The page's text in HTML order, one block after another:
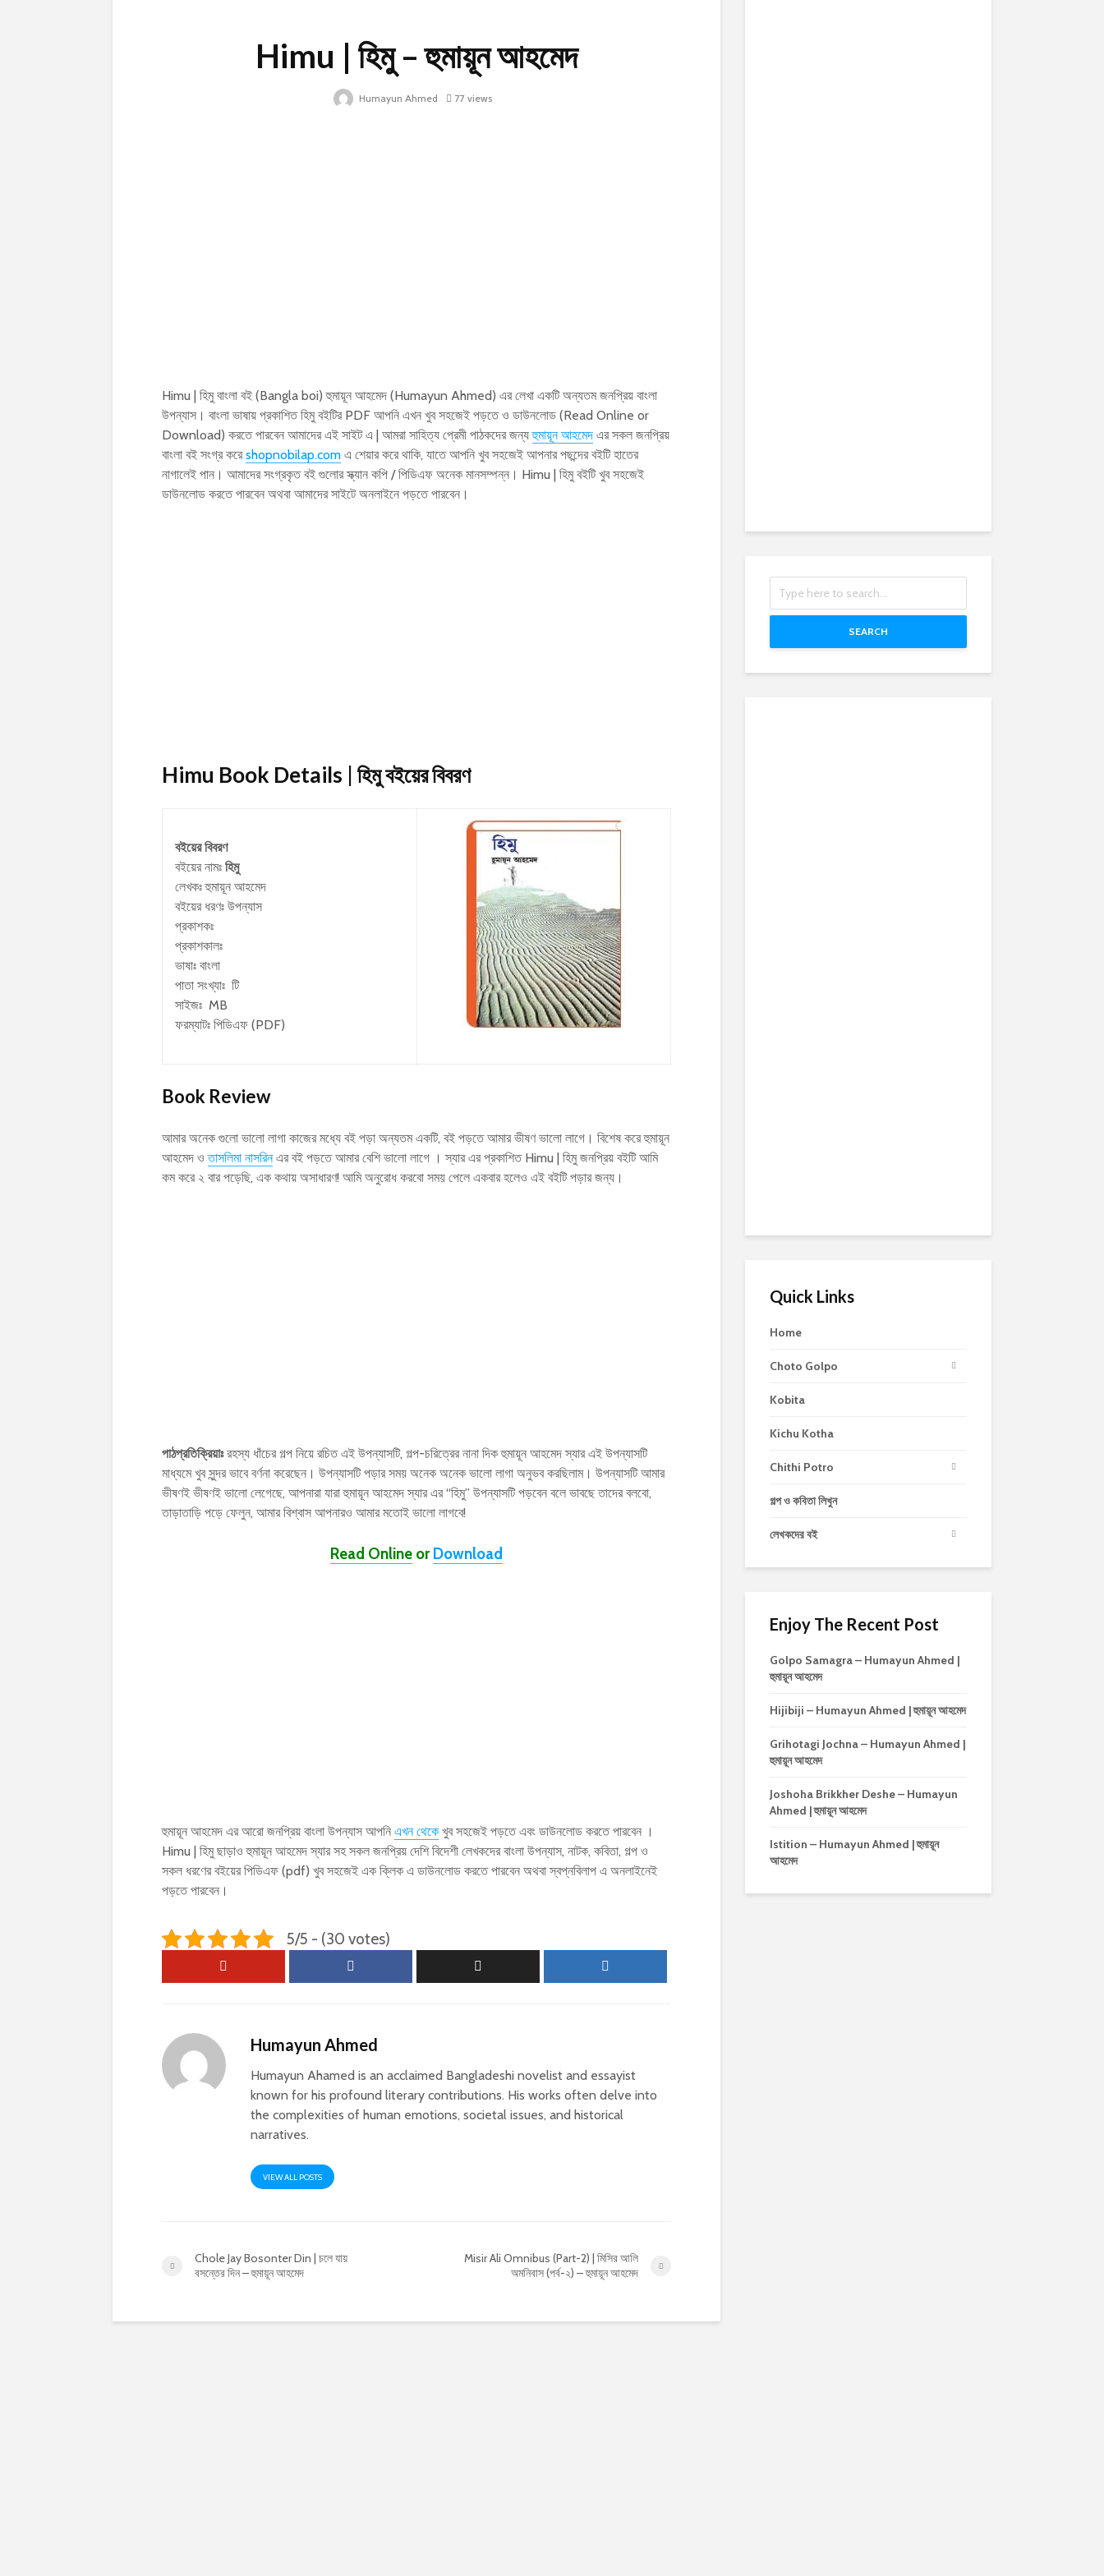
Himu | হিমু – হুমায়ূন আহমেদ
Humayun Ahmed 77 views
Himu | হিমু বাংলা বই (Bangla boi) হুমায়ূন আহমেদ (Humayun Ahmed) এর লেখা একটি অন্যতম জনপ্রিয় বাংলা
উপন্যাস। বাংলা ভাষায় প্রকাশিত হিমু বইটির PDF আপনি এখন খুব সহজেই পড়তে ও ডাউনলোড (Read Online or
Download) করতে পারবেন আমাদের এই সাইট এ | আমরা সাহিত্য প্রেমী পাঠকদের জন্যহুমায়ূন আহমেদ এর সকল জনপ্রিয়
বাংলা বই সংগ্র করেshopnobilap.com এ শেয়ার করে থাকি, যাতে আপনি খুব সহজেই আপনার পছন্দের বইটি হাতের
নাগালেই পান। আমাদের সংগ্রকৃত বই গুলোর স্ক্যান কপি / পিডিএফ অনেক মানসম্পন্ন। Himu | হিমু বইটি খুব সহজেই
ডাউনলোড করতে পারবেন অথবা আমাদের সাইটে অনলাইনে পড়তে পারবেন।
Himu Book Details | হিমুবইয়ের বিবরণ
বইয়ের বিবরণ
বইয়ের নামঃ হিমু
লেখকঃহুমায়ূন আহমেদ
বইয়ের ধরণঃ উপন্যাস
প্রকাশকঃ
প্রকাশকালঃ
ভাষাঃ বাংলা
পাতা সংখ্যাঃ টি
সাইজঃ MB
ফরম্যাটঃ পিডিএফ (PDF)
Book Review
আমার অনেক গুলো ভালো লাগা কাজের মধ্যে বই পড়া অন্যতম একটি, বই পড়তে আমার ভীষণ ভালো লাগে। বিশেষ করে হুমায়ূন
আহমেদ ওতাসলিমা নাসরিনএর বই পড়তে আমার বেশি ভালো লাগে । স্যার এর প্রকাশিত Himu | হিমু জনপ্রিয় বইটি আমি
কম করে ২ বার পড়েছি, এক কথায় অসাধারণ! আমি অনুরোধ করবো সময় পেলে একবার হলেও এই বইটি পড়ার জন্য।
পাঠপ্রতিক্রিয়াঃরহস্য ধাঁচের গল্প নিয়ে রচিত এই উপন্যাসটি, গল্প-চরিত্রের নানা দিক হুমায়ূন আহমেদ স্যার এই উপন্যাসটি
মাধ্যমে খুব সুন্দর ভাবে বর্ণনা করেছেন। উপন্যাসটি পড়ার সময় অনেক অনেক ভালো লাগা অনুভব করছিলাম। উপন্যাসটি আমার
ভীষণই ভীষণই ভালো লেগেছে, আপনারা যারা হুমায়ূন আহমেদ স্যার এর “হিমু” উপন্যাসটি পড়বেন বলে ভাবছে তাদের বলবো,
তাড়াতাড়ি পড়ে ফেলুন, আমার বিশ্বাস আপনারও আমার মতোই ভালো লাগবে!
Read Online or Download
হুমায়ূন আহমেদ এর আরো জনপ্রিয় বাংলা উপন্যাস আপনি এখন থেকে খুব সহজেই পড়তে এবং ডাউনলোড করতে পারবেন ।
Himu | হিমু ছাড়াও হুমায়ূন আহমেদ স্যার সহ সকল জনপ্রিয় দেশি বিদেশী লেখকদের বাংলা উপন্যাস, নাটক, কবিতা, গল্প ও
সকল ধরণের বইয়ের পিডিএফ (pdf) খুব সহজেই এক ক্লিক এ ডাউনলোড করতে পারবেন অথবা স্বপ্নবিলাপ এ অনলাইনেই
পড়তে পারবেন।
5/5 - (30 votes)
Humayun Ahmed
Humayun Ahamed is an acclaimed Bangladeshi novelist and essayist
known for his profound literary contributions. His works often delve into
the complexities of human emotions, societal issues, and historical
narratives.
VIEW ALL POSTS
Chole Jay Bosonter Din | চলে যায়
বসন্তের দিন – হুমায়ূন আহমেদ
Misir Ali Omnibus (Part-2) | মিসির আলি
অমনিবাস (পর্ব-২) – হুমায়ূন আহমেদ
SEARCH
Quick Links
Home
Choto Golpo
Kobita
Kichu Kotha
Chithi Potro
গল্প ও কবিতা লিখুন
লেখকদের বই
Enjoy The Recent Post
Golpo Samagra – Humayun Ahmed |
হুমায়ূন আহমেদ
Hijibiji – Humayun Ahmed | হুমায়ূন আহমেদ
Grihotagi Jochna – Humayun Ahmed |
হুমায়ূন আহমেদ
Joshoha Brikkher Deshe – Humayun
Ahmed | হুমায়ূন আহমেদ
Istition – Humayun Ahmed | হুমায়ূন
আহমেদ